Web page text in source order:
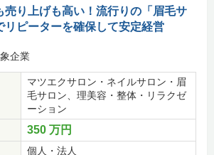
売り上げも高い！流行りの「眉毛サ
リピーターを確保して安定経営
企業
マツエクサロン・ネイルサロン・眉
毛サロン、理美容・整体・リラクゼ
ーション
350 万円
個人・法人